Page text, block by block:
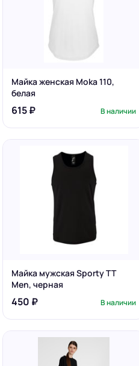
Майка женская Moka 110,
белая
615 ₽ В наличии
Майка мужская Sporty TT
Men, черная
450 ₽ В наличии